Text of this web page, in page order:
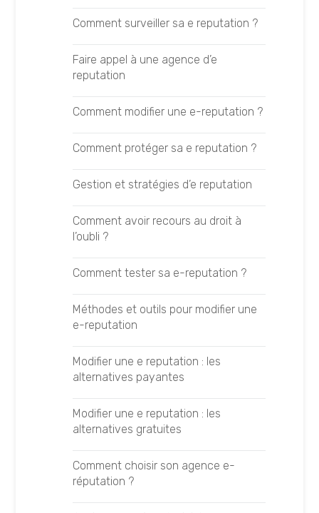
SEO On-Page
SEO Off-page
SEO local
OUTILS SEO
Ahrefs
Google Search Console
Google Analytics
Google Tag Manager
GTMetrix
SEMRush
Majestic SEO
MyPoseo
Apparaître dans ChatGPT
Apparaître dans Claude
Apparaître dans Gemini
Apparaître dans Perplexity
Apparaître dans AI Mode
Apparaître dans AI Overviews
Comment surveiller sa e reputation ?
Faire appel à une agence d’e
reputation
Comment modifier une e-reputation ?
Comment protéger sa e reputation ?
Gestion et stratégies d’e reputation
Comment avoir recours au droit à
l’oubli ?
Comment tester sa e-reputation ?
Méthodes et outils pour modifier une
e-reputation
Modifier une e reputation : les
alternatives payantes
Modifier une e reputation : les
alternatives gratuites
Comment choisir son agence e-
réputation ?